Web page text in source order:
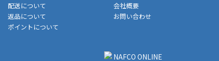
■店舗受取をご選択いただいた場合
ご注文が確認出来次第、お受取される店舗在庫を使用してご準備
をさせていただきます。店舗に在庫がない場合は店舗よりお取り
いただく場合がございます。店舗準備でのお渡しとなる為、商品
配送について
返品について
ポイントについて
会社概要
お問い合わせ